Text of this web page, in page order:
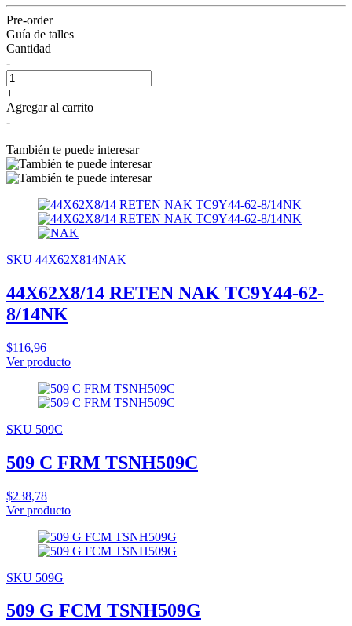
Pre-order
Guía de talles
Cantidad
-
+
Agregar al carrito
-
También te puede interesar
SKU 44X62X814NAK
44X62X8/14 RETEN NAK TC9Y44-62-
8/14NK
$116,96
Ver producto
SKU 509C
509 C FRM TSNH509C
$238,78
Ver producto
SKU 509G
509 G FCM TSNH509G